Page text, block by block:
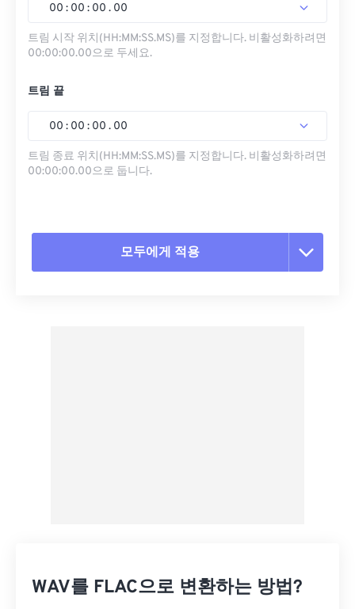
00 : 00 : 00 . 00
트림 시작 위치(HH:MM:SS.MS)를 지정합니다. 비활성화하려면
00:00:00.00으로 두세요.
트림 끝
00 : 00 : 00 . 00
트림 종료 위치(HH:MM:SS.MS)를 지정합니다. 비활성화하려면
00:00:00.00으로 둡니다.
모두에게 적용
WAV를 FLAC으로 변환하는 방법?